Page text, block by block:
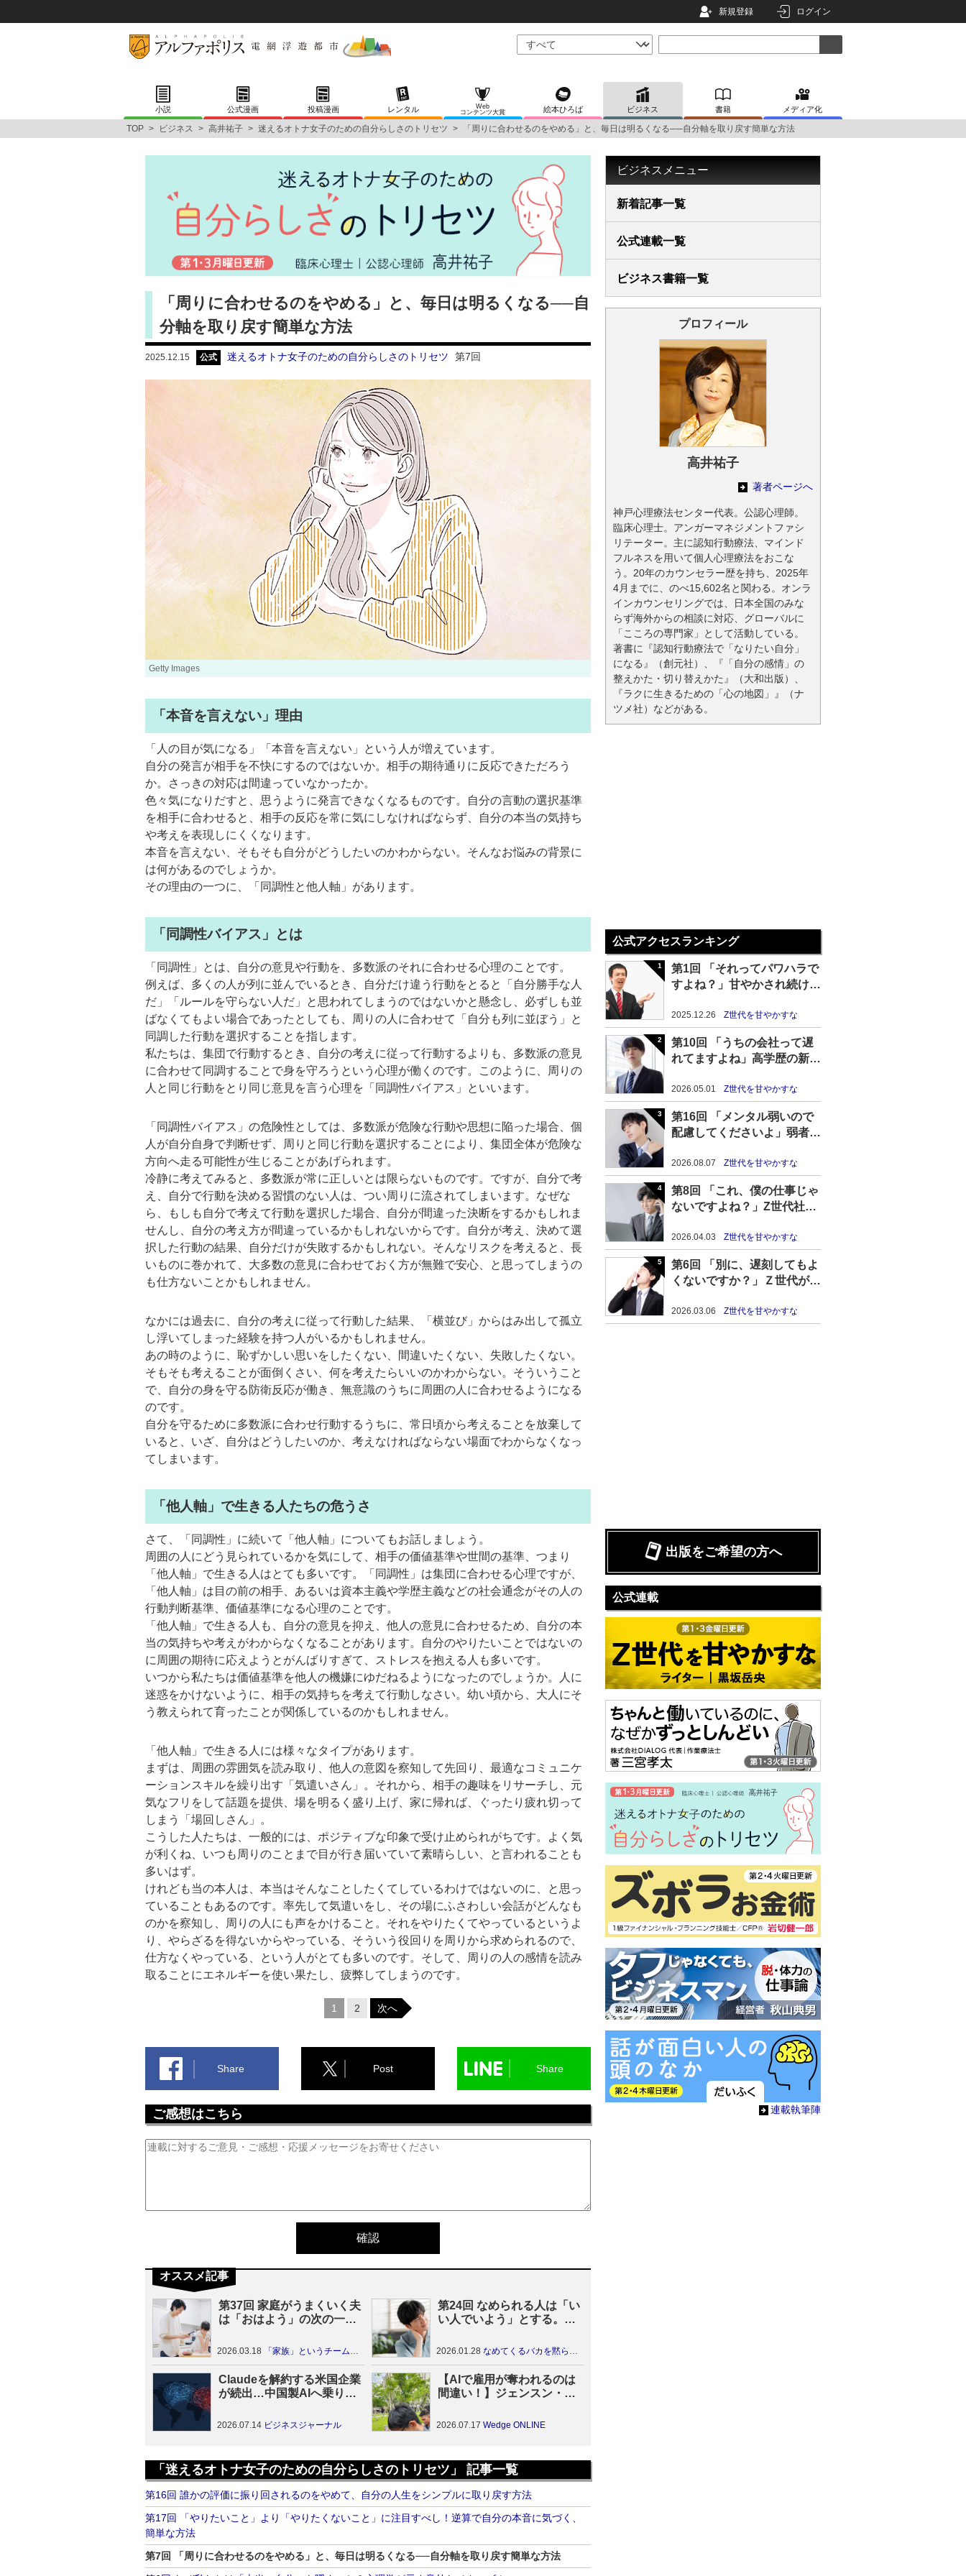
新規登録 ログイン
小説 公式漫画 投稿漫画 レンタル
Web
コンテンツ大賞
絵本ひろば ビジネス 書籍 メディア化
TOP > ビジネス > 高井祐子 > 迷えるオトナ女子のための自分らしさのトリセツ > 「周りに合わせるのをやめる」と、毎日は明るくなる──自分軸を取り戻す簡単な方法
「周りに合わせるのをやめる」と、毎日は明るくなる──自
分軸を取り戻す簡単な方法
2025.12.15 公式 迷えるオトナ女子のための自分らしさのトリセツ 第7回
Getty Images
「本音を言えない」理由
「人の目が気になる」「本音を言えない」という人が増えています。
自分の発言が相手を不快にするのではないか。相手の期待通りに反応できただろう
か。さっきの対応は間違っていなかったか。
色々気になりだすと、思うように発言できなくなるものです。自分の言動の選択基準
を相手に合わせると、相手の反応を常に気にしなければならず、自分の本当の気持ち
や考えを表現しにくくなります。
本音を言えない、そもそも自分がどうしたいのかわからない。そんなお悩みの背景に
は何があるのでしょうか。
その理由の一つに、「同調性と他人軸」があります。
「同調性バイアス」とは
「同調性」とは、自分の意見や行動を、多数派のそれに合わせる心理のことです。
例えば、多くの人が列に並んでいるとき、自分だけ違う行動をとると「自分勝手な人
だ」「ルールを守らない人だ」と思われてしまうのではないかと懸念し、必ずしも並
ばなくてもよい場合であったとしても、周りの人に合わせて「自分も列に並ぼう」と
同調した行動を選択することを指します。
私たちは、集団で行動するとき、自分の考えに従って行動するよりも、多数派の意見
に合わせて同調することで身を守ろうという心理が働くのです。このように、周りの
人と同じ行動をとり同じ意見を言う心理を「同調性バイアス」といいます。
「同調性バイアス」の危険性としては、多数派が危険な行動や思想に陥った場合、個
人が自分自身で判断せず、周りと同じ行動を選択することにより、集団全体が危険な
方向へ走る可能性が生じることがあげられます。
冷静に考えてみると、多数派が常に正しいとは限らないものです。ですが、自分で考
え、自分で行動を決める習慣のない人は、つい周りに流されてしまいます。なぜな
ら、もしも自分で考えて行動を選択した場合、自分が間違った決断をするかもしれま
せんし、自分の考え方が間違っているかもしれないからです。自分が考え、決めて選
択した行動の結果、自分だけが失敗するかもしれない。そんなリスクを考えると、長
いものに巻かれて、大多数の意見に合わせておく方が無難で安心、と思ってしまうの
も仕方ないことかもしれません。
なかには過去に、自分の考えに従って行動した結果、「横並び」からはみ出して孤立
し浮いてしまった経験を持つ人がいるかもしれません。
あの時のように、恥ずかしい思いをしたくない、間違いたくない、失敗したくない。
そもそも考えることが面倒くさい、何を考えたらいいのかわからない。そういうこと
で、自分の身を守る防衛反応が働き、無意識のうちに周囲の人に合わせるようになる
のです。
自分を守るために多数派に合わせ行動するうちに、常日頃から考えることを放棄して
いると、いざ、自分はどうしたいのか、考えなければならない場面でわからなくなっ
てしまいます。
「他人軸」で生きる人たちの危うさ
さて、「同調性」に続いて「他人軸」についてもお話しましょう。
周囲の人にどう見られているかを気にして、相手の価値基準や世間の基準、つまり
「他人軸」で生きる人はとても多いです。「同調性」は集団に合わせる心理ですが、
「他人軸」は目の前の相手、あるいは資本主義や学歴主義などの社会通念がその人の
行動判断基準、価値基準になる心理のことです。
「他人軸」で生きる人も、自分の意見を抑え、他人の意見に合わせるため、自分の本
当の気持ちや考えがわからなくなることがあります。自分のやりたいことではないの
に周囲の期待に応えようとがんばりすぎて、ストレスを抱える人も多いです。
いつから私たちは価値基準を他人の機嫌にゆだねるようになったのでしょうか。人に
迷惑をかけないように、相手の気持ちを考えて行動しなさい。幼い頃から、大人にそ
う教えられて育ったことが関係しているのかもしれません。
「他人軸」で生きる人には様々なタイプがあります。
まずは、周囲の雰囲気を読み取り、他人の意図を察知して先回り、最適なコミュニケ
ーションスキルを繰り出す「気遣いさん」。それから、相手の趣味をリサーチし、元
気なフリをして話題を提供、場を明るく盛り上げ、家に帰れば、ぐったり疲れ切って
しまう「場回しさん」。
こうした人たちは、一般的には、ポジティブな印象で受け止められがちです。よく気
が利くね、いつも周りのことまで目が行き届いていて素晴らしい、と言われることも
多いはず。
けれども当の本人は、本当はそんなことしたくてしているわけではないのに、と思っ
ていることもあるのです。率先して気遣いをし、その場にふさわしい会話がどんなも
のかを察知し、周りの人にも声をかけること。それをやりたくてやっているというよ
り、やらざるを得ないからやっている、そういう役回りを周りから求められるので、
仕方なくやっている、という人がとても多いのです。そして、周りの人の感情を読み
取ることにエネルギーを使い果たし、疲弊してしまうのです。
1 2 次へ
Share Post Share
ご感想はこちら
オススメ記事
第37回 家庭がうまくいく夫
は「おはよう」の次の一言
2026.03.18 「家族」というチームのつくり方
第24回 なめられる人は「い
い人でいよう」とする。一
2026.01.28 なめてくるバカを黙らせる技術
Claudeを解約する米国企業
が続出…中国製AIへ乗り換
2026.07.14 ビジネスジャーナル
【AIで雇用が奪われるのは
間違い！】ジェンスン・フ
ックスで語ったこと…
2026.07.17 Wedge ONLINE
「迷えるオトナ女子のための自分らしさのトリセツ」 記事一覧
第16回 誰かの評価に振り回されるのをやめて、自分の人生をシンプルに取り戻す方法
第17回 「やりたいこと」より「やりたくないこと」に注目すべし！逆算で自分の本音に気づく、
簡単な方法
第7回 「周りに合わせるのをやめる」と、毎日は明るくなる──自分軸を取り戻す簡単な方法
ビジネスメニュー
新着記事一覧
公式連載一覧
ビジネス書籍一覧
プロフィール
高井祐子
著者ページへ
神戸心理療法センター代表。公認心理師。
臨床心理士。アンガーマネジメントファシ
リテーター。主に認知行動療法、マインド
フルネスを用いて個人心理療法をおこな
う。20年のカウンセラー歴を持ち、2025年
4月までに、のべ15,602名と関わる。オンラ
インカウンセリングでは、日本全国のみな
らず海外からの相談に対応、グローバルに
「こころの専門家」として活動している。
著書に『認知行動療法で「なりたい自分」
になる』（創元社）、『「自分の感情」の
整えかた・切り替えかた』（大和出版）、
『ラクに生きるための「心の地図」』（ナ
ツメ社）などがある。
公式アクセスランキング
第1回 「それってパワハラで
すよね？」甘やかされ続けた
2025.12.26 Z世代を甘やかすな
第10回 「うちの会社って遅
れてますよね」高学歴の新卒
が進む理由
2026.05.01 Z世代を甘やかすな
第16回 「メンタル弱いので
配慮してくださいよ」弱者性
てられつつある現状
2026.08.07 Z世代を甘やかすな
第8回 「これ、僕の仕事じゃ
ないですよね？」Z世代社員
果……
2026.04.03 Z世代を甘やかすな
第6回 「別に、遅刻してもよ
くないですか？」Ｚ世代が毎
2026.03.06 Z世代を甘やかすな
出版をご希望の方へ
公式連載
連載執筆陣